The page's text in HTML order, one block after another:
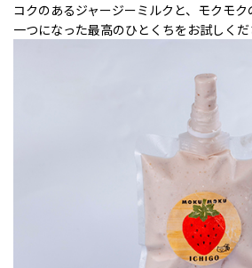
コクのあるジャージーミルクと、モクモ
一つになった最高のひとくちをお試しくだ